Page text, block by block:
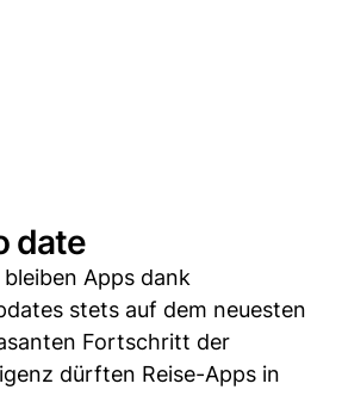
date
Apps dank
stets auf dem neuesten
Fortschritt der
dürften Reise-Apps in